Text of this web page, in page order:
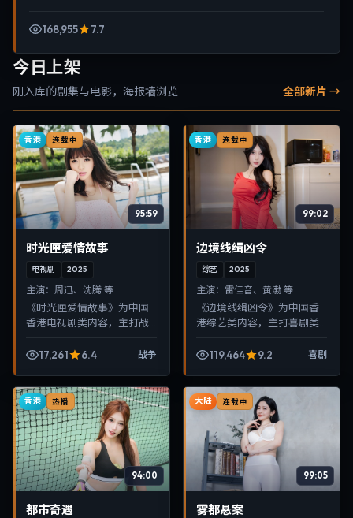
168,955
7.7
今日上架
刚入库的剧集与电影，海报墙浏览 全部新片 →
香港 连载中
95:59
时光匣爱情故事
电视剧 2025
主演： 周迅、沈腾 等
《时光匣爱情故事》为中国
香港电视剧类内容，主打战
面清晰，适合移动端与电视
17,261 6.4 战争
香港 连载中
99:02
边境线缉凶令
综艺 2025
主演： 雷佳音、黄渤 等
《边境线缉凶令》为中国香
港综艺类内容，主打喜剧类
晰，适合移动端与电视端随
119,464 9.2 喜剧
香港 热播
94:00
都市奇遇
大陆 连载中
99:05
雾都悬案